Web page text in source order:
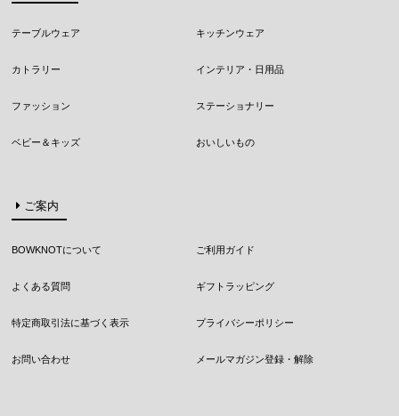
テーブルウェア キッチンウェア
カトラリー インテリア・日用品
ファッション ステーショナリー
ベビー＆キッズ おいしいもの
ご案内
BOWKNOTについて ご利用ガイド
よくある質問 ギフトラッピング
特定商取引法に基づく表示 プライバシーポリシー
お問い合わせ メールマガジン登録・解除